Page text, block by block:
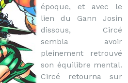
époque, et avec le
lien du Gann Josin
dissous, Circé
sembla avoir
pleinement retrouvé
son équilibre mental.
Circé retourna sur